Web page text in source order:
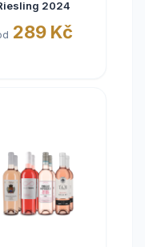
2024
289 Kč